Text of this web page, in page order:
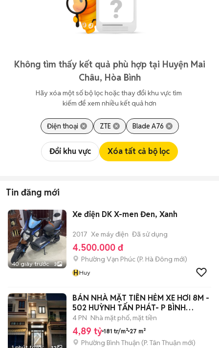
Không tìm thấy kết quả phù hợp tại Huyện Mai
Châu, Hòa Bình
Hãy xóa một số bộ lọc hoặc thay đổi khu vực tìm
kiếm để xem nhiều kết quả hơn
Điện thoại ZTE Blade A76
Đổi khu vực Xóa tất cả bộ lọc
Tin đăng mới
40 giây trước 3
Xe điện DK X-men Đen, Xanh
2017 Xe máy điện Đã sử dụng
4.500.000 đ
Phường Vạn Phúc (P. Hà Đông mới)
HHuy
BÁN NHÀ MẶT TIỀN HẺM XE HƠI 8M -
502 HUỲNH TẤN PHÁT- P BÌNH
THUẬN- QUẬ
4 PN Nhà mặt phố, mặt tiền
4,89 tỷ 181 tr/m² 27 m²
Phường Bình Thuận (P. Tân Thuận mới)